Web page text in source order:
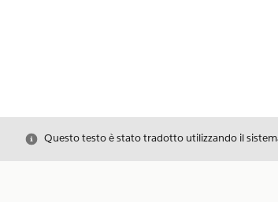
Chiudi
Questo testo è stato tradotto utilizzando il